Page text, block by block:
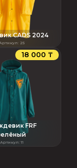
CADS 2024
Артикул: 25
18 000 ₸
FRF
Артикул: 11